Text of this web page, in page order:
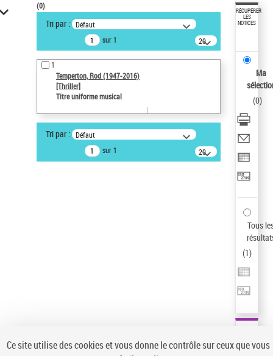
VOTRE RECHERCHE
Recherche avancée dans les
notices d’autorité
Œuvres liées à l'auteur :
Temperton, Rod (1947-2016)
Sauvegarder votre recherche
AFFINER
Type de notice d'autorité
(0)
Tri par : Défaut
sur 1
20
résultats/page
1
Temperton, Rod (1947-2016)
[Thriller]
Titre uniforme musical
Tri par : Défaut
sur 1
20
résultats/page
RÉCUPÉRER
LES
NOTICES
Ma
(0)
Tous
(1)
Ce site utilise des cookies et vous donne le contrôle sur ceux que vous